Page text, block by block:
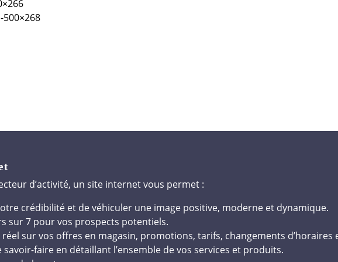
d’activité, un site internet vous permet :
crédibilité et de véhiculer une image positive, moderne et dynamique.
sur 7 pour vos prospects potentiels.
sur vos offres en magasin, promotions, tarifs, changements d’horaires
faire en détaillant l’ensemble de vos services et produits.